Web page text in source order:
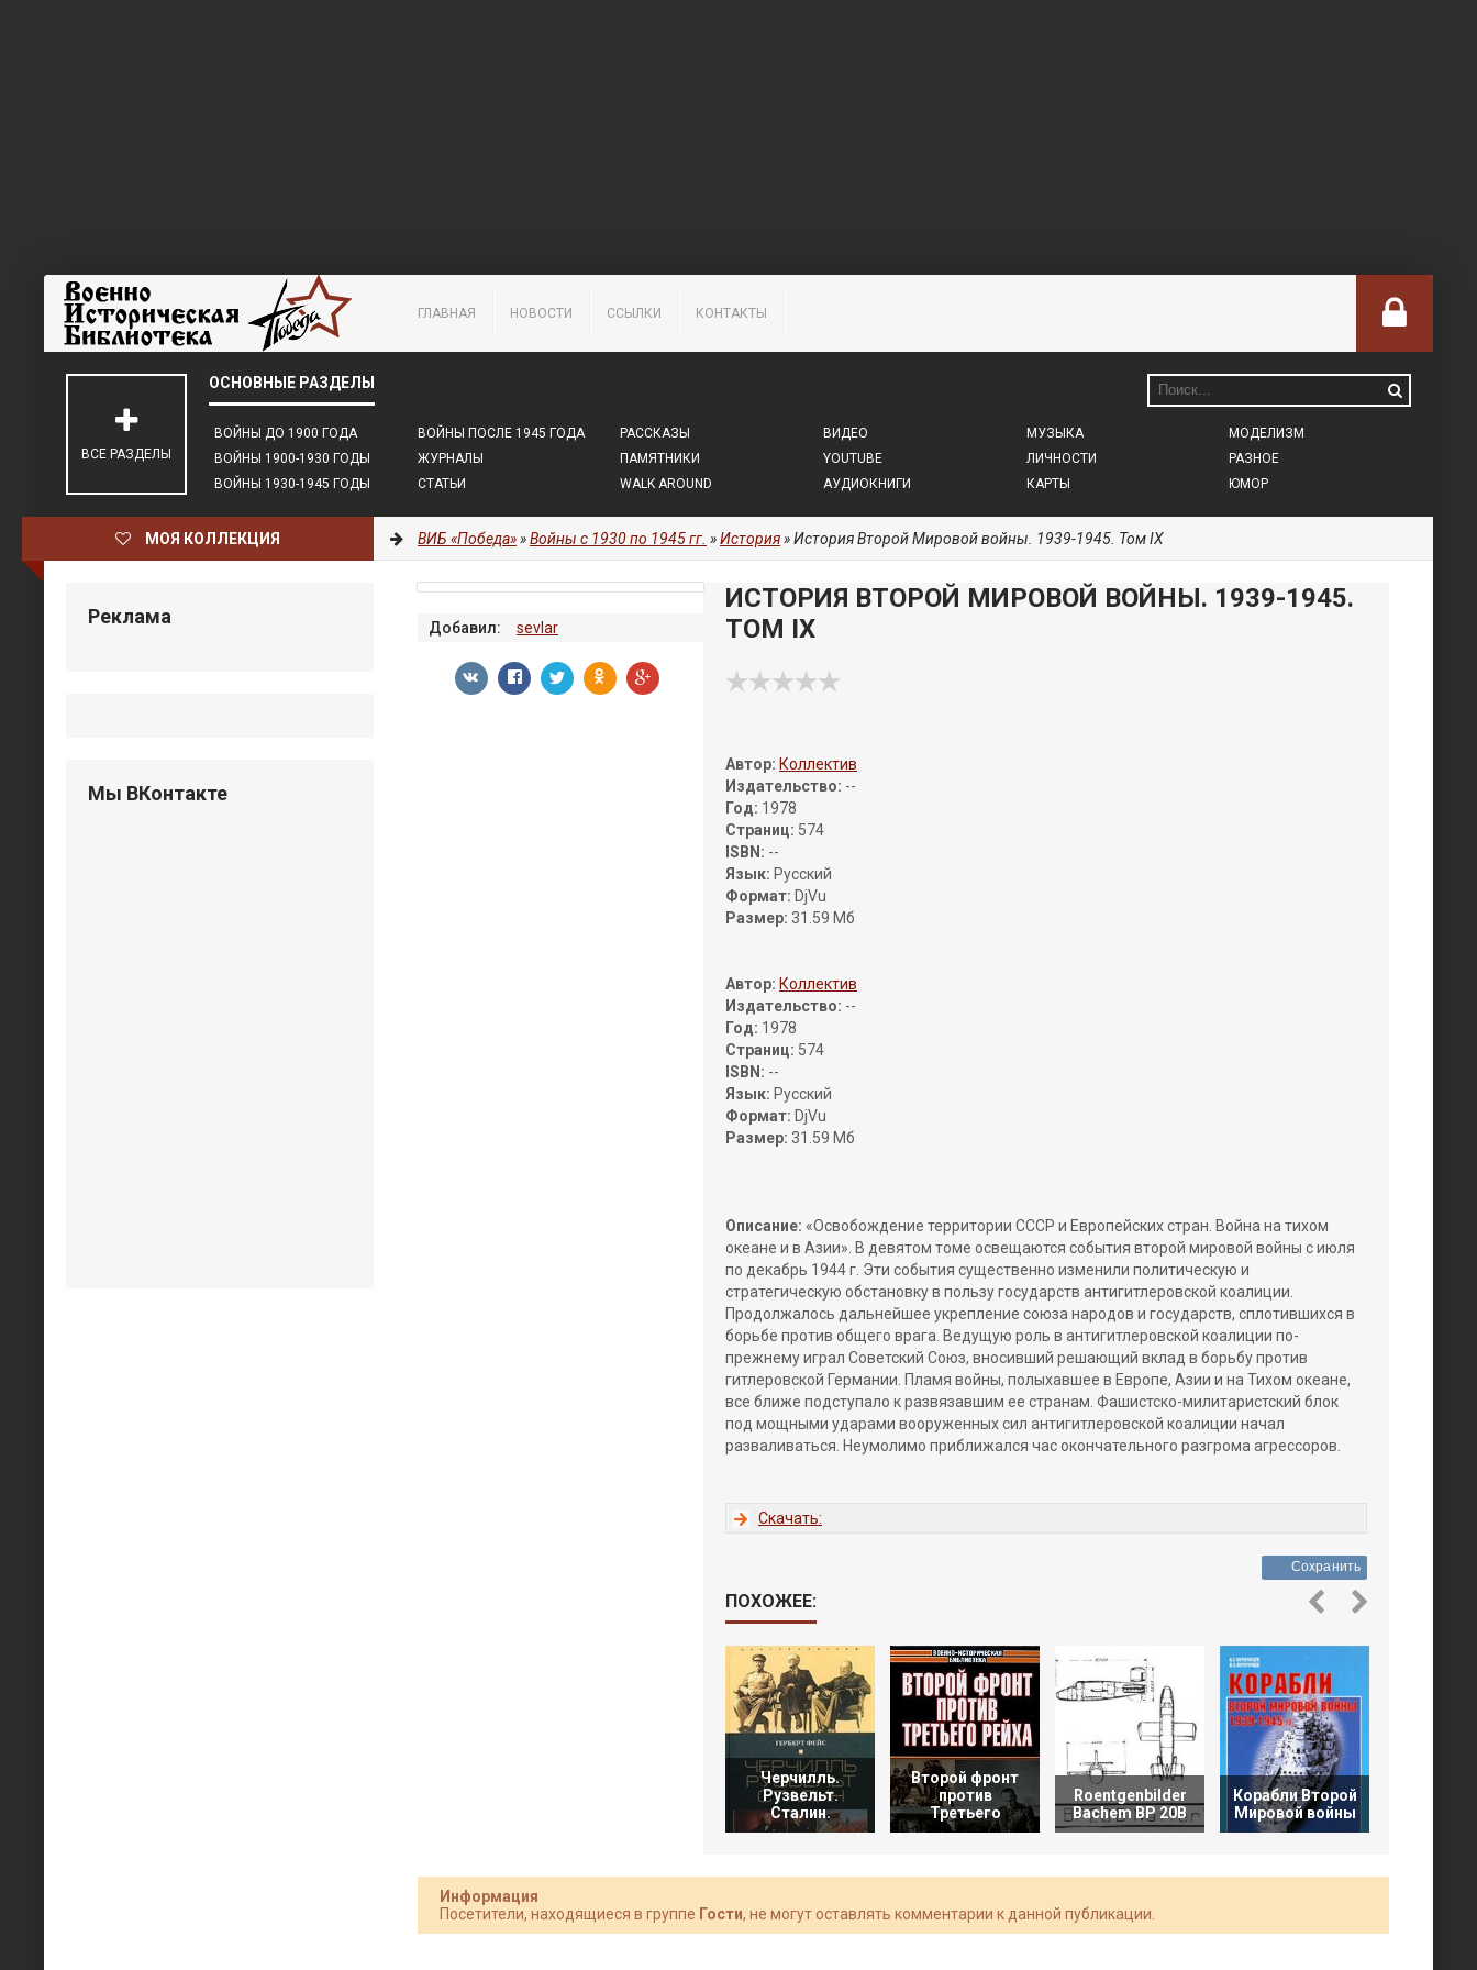
ГЛАВНАЯ НОВОСТИ ССЫЛКИ КОНТАКТЫ
ВОЙНЫ ДО 1900 ГОДА
ВОЙНЫ 1900-1930 ГОДЫ
ВОЙНЫ 1930-1945 ГОДЫ
ВОЙНЫ ПОСЛЕ 1945 ГОДА
ЖУРНАЛЫ
СТАТЬИ
РАССКАЗЫ
ПАМЯТНИКИ
WALK AROUND
ВИДЕО
YOUTUBE
АУДИОКНИГИ
МУЗЫКА
ЛИЧНОСТИ
КАРТЫ
МОДЕЛИЗМ
РАЗНОЕ
ЮМОР
ВСЕ РАЗДЕЛЫ
МОЯ КОЛЛЕКЦИЯ ВИБ «Победа»»Войны с 1930 по 1945 гг. »История» История Второй Мировой войны. 1939-1945. Том IX
ИСТОРИЯ ВТОРОЙ МИРОВОЙ ВОЙНЫ. 1939-1945.
ТОМ IX
Автор: Коллектив
Издательство: --
Год: 1978
Страниц: 574
ISBN: --
Язык: Русский
Формат: DjVu
Размер: 31.59 Мб
Автор: Коллектив
Издательство: --
Год: 1978
Страниц: 574
ISBN: --
Язык: Русский
Формат: DjVu
Размер: 31.59 Мб
Описание: «Освобождение территории СССР и Европейских стран. Война на тихом
океане и в Азии». В девятом томе освещаются события второй мировой войны с июля
по декабрь 1944 г. Эти события существенно изменили политическую и
стратегическую обстановку в пользу государств антигитлеровской коалиции.
Продолжалось дальнейшее укрепление союза народов и государств, сплотившихся в
борьбе против общего врага. Ведущую роль в антигитлеровской коалиции по-
прежнему играл Советский Союз, вносивший решающий вклад в борьбу против
гитлеровской Германии. Пламя войны, полыхавшее в Европе, Азии и на Тихом океане,
все ближе подступало к развязавшим ее странам. Фашистско-милитаристский блок
под мощными ударами вооруженных сил антигитлеровской коалиции начал
разваливаться. Неумолимо приближался час окончательного разгрома агрессоров.
Скачать:
Сохранить
Добавил: sevlar
ПОХОЖЕЕ:
Черчилль.
Рузвельт.
Сталин.
Второй фронт
против
Третьего
Roentgenbilder
Bachem BP 20B
Корабли Второй
Мировой войны
Информация
Посетители, находящиеся в группе Гости, не могут оставлять комментарии к данной публикации.
Реклама
Мы ВКонтакте